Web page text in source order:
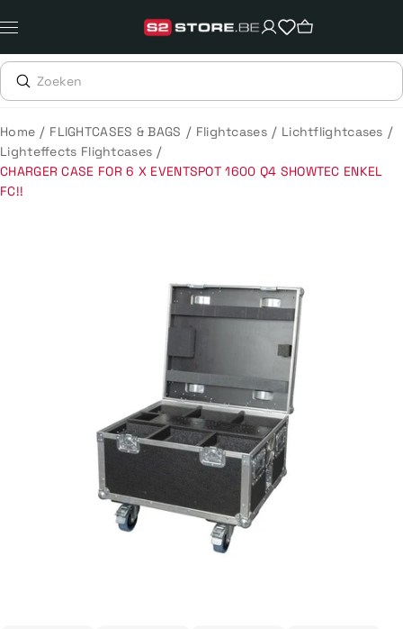
naar
content
Home / FLIGHTCASES & BAGS / Flightcases / Lichtflightcases /
Lighteffects Flightcases /
CHARGER CASE FOR 6 X EVENTSPOT 1600 Q4 SHOWTEC ENKEL
FC!!